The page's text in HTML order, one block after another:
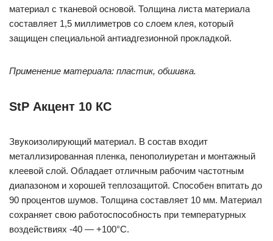
материал с тканевой основой. Толщина листа материала
составляет 1,5 миллиметров со слоем клея, который
защищен специальной антиадгезионной прокладкой.
Применение материала: пластик, обшивка.
StP Акцент 10 КС
Звукоизолирующий материал. В состав входит
металлизированная пленка, пенополиуретан и монтажный
клеевой слой. Обладает отличным рабочим частотным
диапазоном и хорошей теплозащитой. Способен впитать до
90 процентов шумов. Толщина составляет 10 мм. Материал
сохраняет свою работоспособность при температурных
воздействиях -40 — +100°С.